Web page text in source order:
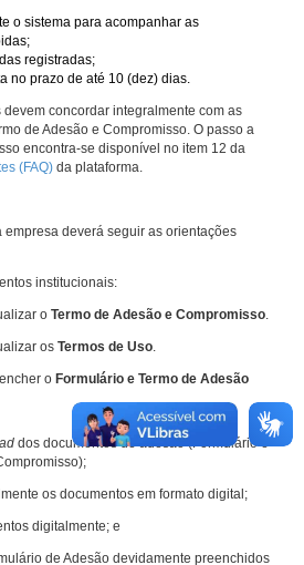
o sistema para acompanhar as
registradas;
no prazo de até 10 (dez) dias.
concordar integralmente com as
de Adesão e Compromisso. O passo a
encontra-se disponível no item 12 da
(FAQ) da plataforma.
empresa deverá seguir as orientações
institucionais:
o Termo de Adesão e Compromisso.
os Termos de Uso.
o Formulário e Termo de Adesão
dos documentos de adesão (Formulário e
os documentos em formato digital;
digitalmente; e
de Adesão devidamente preenchidos